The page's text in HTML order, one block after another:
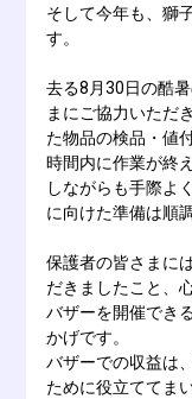
そして今年も、獅
す。
去る8月30日の酷
まにご協力いただ
た物品の検品・値
時間内に作業が終
しながらも手際よ
に向けた準備は順
保護者の皆さまに
だきましたこと、
バザーを開催でき
かげです。
バザーでの収益は
ために役立ててま